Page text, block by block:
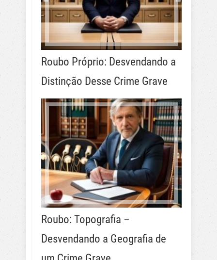
Roubo Próprio: Desvendando a
Distinção Desse Crime Grave
Roubo: Topografia –
Desvendando a Geografia de